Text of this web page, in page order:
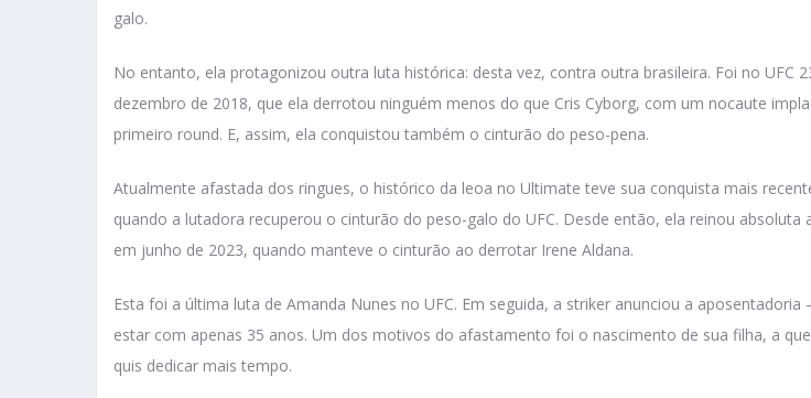
galo.
No entanto, ela protagonizou outra luta histórica: desta vez, contra outra brasileira. Foi no UFC
dezembro de 2018, que ela derrotou ninguém menos do que Cris Cyborg, com um nocaute
primeiro round. E, assim, ela conquistou também o cinturão do peso-pena.
Atualmente afastada dos ringues, o histórico da leoa no Ultimate teve sua conquista mais
quando a lutadora recuperou o cinturão do peso-galo do UFC. Desde então, ela reinou absoluta
em junho de 2023, quando manteve o cinturão ao derrotar Irene Aldana.
Esta foi a última luta de Amanda Nunes no UFC. Em seguida, a striker anunciou a
estar com apenas 35 anos. Um dos motivos do afastamento foi o nascimento de sua filha, a
quis dedicar mais tempo.